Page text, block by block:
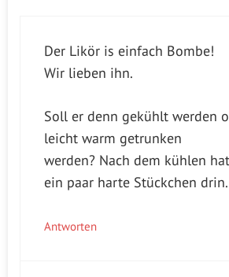
Der Likör is einfach Bombe!
Wir lieben ihn.
Soll er denn gekühlt werden
leicht warm getrunken
werden? Nach dem kühlen
ein paar harte Stückchen drin.
Antworten